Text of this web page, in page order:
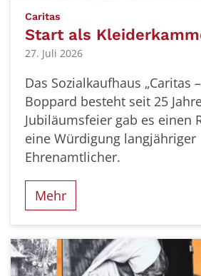
Caritas
Start als
27. Juli 2026
Das Sozialkaufhaus „Ca­ritas
Boppard besteht seit 25
Jubiläumsfeier gab es einen
eine Würdigung langjähriger
Ehrenamtlicher.
Mehr